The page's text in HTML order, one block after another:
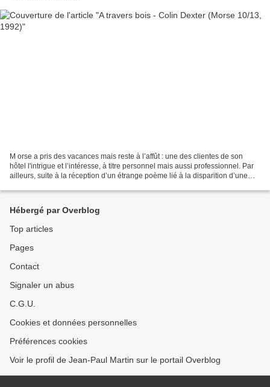
M orse a pris des vacances mais reste à l’affût : une des clientes de son
hôtel l'intrigue et l’intéresse, à titre personnel mais aussi professionnel. Par
ailleurs, suite à la réception d’un étrange poème lié à la disparition d’une
Hébergé par Overblog
Top articles
Pages
Contact
Signaler un abus
C.G.U.
Cookies et données personnelles
Préférences cookies
Voir le profil de Jean-Paul Martin sur le portail Overblog